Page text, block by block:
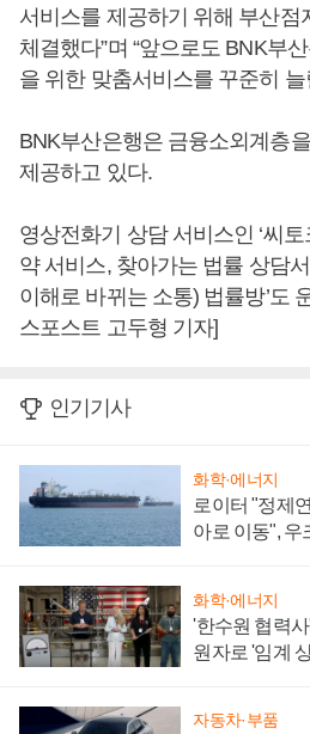
서비스를 제공하기 위해 부산점
체결했다”며 “앞으로도 BNK부
을 위한 맞춤서비스를 꾸준히
BNK부산은행은 금융소외계층
제공하고 있다.
영상전화기 상담 서비스인 ‘씨토
약 서비스, 찾아가는 법률 상담
이해로 바뀌는 소통) 법률방’도
스포스트 고두형 기자]
인기기사
화학·에너지
로이터 "정제
아로 이동", 우
화학·에너지
'한수원 협력
원자로 '임계
자동차·부품